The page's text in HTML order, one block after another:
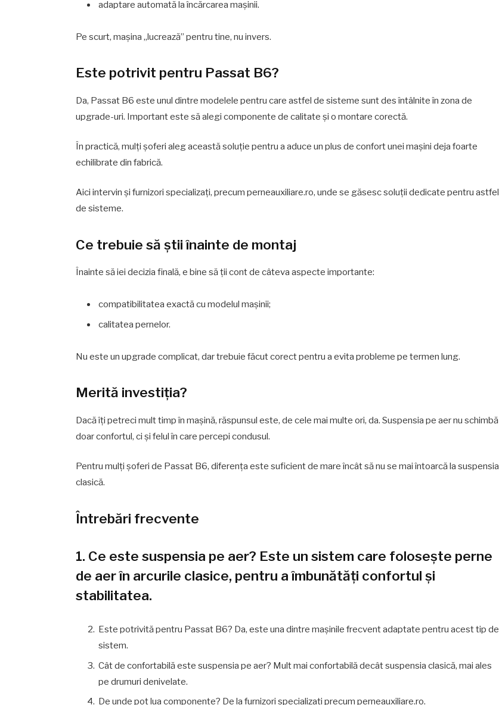
adaptare automată la încărcarea mașinii.
Pe scurt, mașina „lucrează” pentru tine, nu invers.
Este potrivit pentru Passat B6?
Da, Passat B6 este unul dintre modelele pentru care astfel de sisteme sunt des întâlnite în zona de
upgrade-uri. Important este să alegi componente de calitate și o montare corectă.
În practică, mulți șoferi aleg această soluție pentru a aduce un plus de confort unei mașini deja foarte
echilibrate din fabrică.
Aici intervin și furnizori specializați, precum perneauxiliare.ro, unde se găsesc soluții dedicate pentru astfel
de sisteme.
Ce trebuie să știi înainte de montaj
Înainte să iei decizia finală, e bine să ții cont de câteva aspecte importante:
compatibilitatea exactă cu modelul mașinii;
calitatea pernelor.
Nu este un upgrade complicat, dar trebuie făcut corect pentru a evita probleme pe termen lung.
Merită investiția?
Dacă îți petreci mult timp în mașină, răspunsul este, de cele mai multe ori, da. Suspensia pe aer nu schimbă
doar confortul, ci și felul în care percepi condusul.
Pentru mulți șoferi de Passat B6, diferența este suficient de mare încât să nu se mai întoarcă la suspensia
clasică.
Întrebări frecvente
1. Ce este suspensia pe aer? Este un sistem care folosește perne
de aer în arcurile clasice, pentru a îmbunătăți confortul și
stabilitatea.
Este potrivită pentru Passat B6? Da, este una dintre mașinile frecvent adaptate pentru acest tip de
sistem.
Cât de confortabilă este suspensia pe aer? Mult mai confortabilă decât suspensia clasică, mai ales
pe drumuri denivelate.
De unde pot lua componente? De la furnizori specializați precum perneauxiliare.ro.